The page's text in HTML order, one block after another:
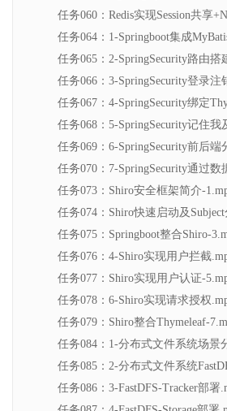
任务060：Redis实现Session共享
任务064：1-Springboot集成
任务065：2-SpringSecurity路由搭
任务066：3-SpringSecurity登录注
任务067：4-SpringSecurity绑定
任务068：5-SpringSecurity记住我
任务069：6-SpringSecurity前后
任务070：7-SpringSecurity通过数
任务073：Shiro安全框架简介-
任务074：Shiro快速启动及
任务075：Springboot整合Shiro-
任务076：4-Shiro实现用户拦截
任务077：Shiro实现用户认证-
任务078：6-Shiro实现请求授权
任务079：Shiro整合Thymeleaf-
任务084：1-分布式文件系统场景
任务085：2-分布式文件系统
任务086：3-FastDFS-Tracker部署